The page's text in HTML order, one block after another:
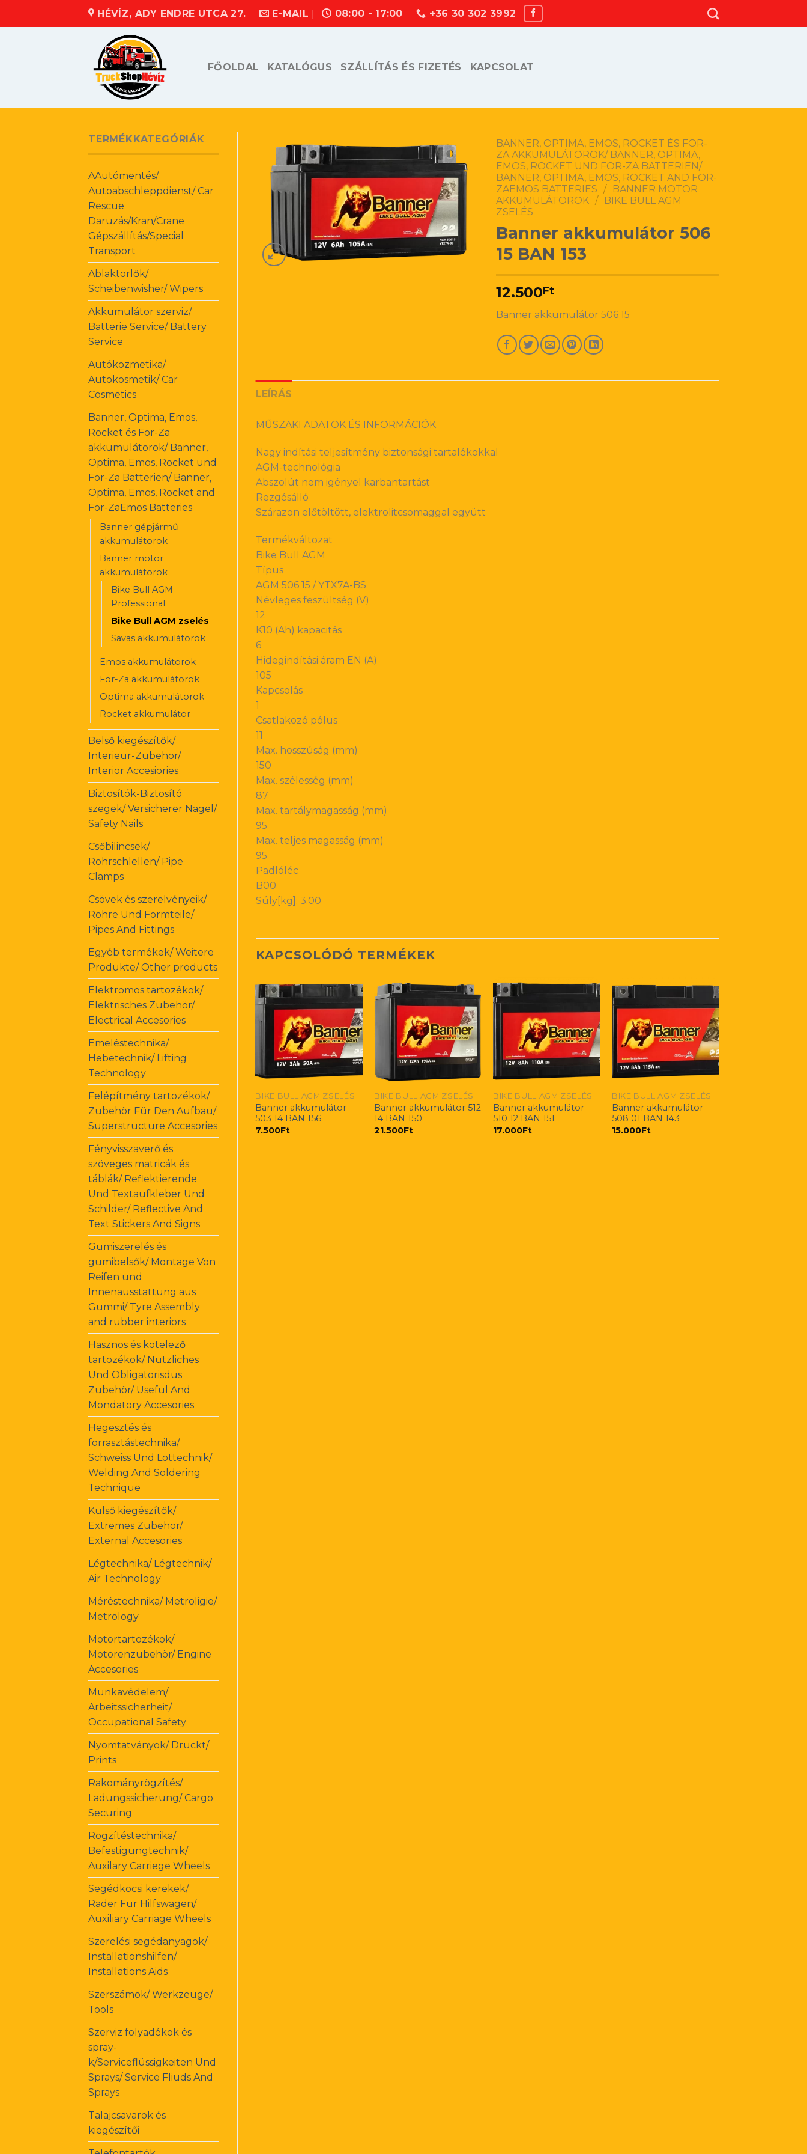
HÉVÍZ, ADY ENDRE UTCA 27. E-MAIL 08:00 - 17:00 +36 30 302 3992
FŐOLDAL KATALÓGUS SZÁLLÍTÁS ÉS FIZETÉS KAPCSOLAT
TERMÉKKATEGÓRIÁK
AAutómentés/
Autoabschleppdienst/ Car
Rescue
Daruzás/Kran/Crane
Gépszállítás/Special
Transport
Ablaktörlők/
Scheibenwisher/ Wipers
Akkumulátor szerviz/
Batterie Service/ Battery
Service
Autókozmetika/
Autokosmetik/ Car
Cosmetics
Banner, Optima, Emos,
Rocket és For-Za
akkumulátorok/ Banner,
Optima, Emos, Rocket und
For-Za Batterien/ Banner,
Optima, Emos, Rocket and
For-ZaEmos Batteries
Banner gépjármű
akkumulátorok
Banner motor
akkumulátorok
Bike Bull AGM
Professional
Bike Bull AGM zselés
Savas akkumulátorok
Emos akkumulátorok
For-Za akkumulátorok
Optima akkumulátorok
Rocket akkumulátor
Belső kiegészítők/
Interieur-Zubehör/
Interior Accesiories
Biztosítók-Biztosító
szegek/ Versicherer Nagel/
Safety Nails
Csőbilincsek/
Rohrschlellen/ Pipe
Clamps
Csövek és szerelvényeik/
Rohre Und Formteile/
Pipes And Fittings
Egyéb termékek/ Weitere
Produkte/ Other products
Elektromos tartozékok/
Elektrisches Zubehör/
Electrical Accesories
Emeléstechnika/
Hebetechnik/ Lifting
Technology
Felépítmény tartozékok/
Zubehör Für Den Aufbau/
Superstructure Accesories
Fényvisszaverő és
szöveges matricák és
táblák/ Reflektierende
Und Textaufkleber Und
Schilder/ Reflective And
Text Stickers And Signs
Gumiszerelés és
gumibelsők/ Montage Von
Reifen und
Innenausstattung aus
Gummi/ Tyre Assembly
and rubber interiors
Hasznos és kötelező
tartozékok/ Nützliches
Und Obligatorisdus
Zubehör/ Useful And
Mondatory Accesories
Hegesztés és
forrasztástechnika/
Schweiss Und Löttechnik/
Welding And Soldering
Technique
Külső kiegészítők/
Extremes Zubehör/
External Accesories
Légtechnika/ Légtechnik/
Air Technology
Méréstechnika/ Metroligie/
Metrology
Motortartozékok/
Motorenzubehör/ Engine
Accesories
Munkavédelem/
Arbeitssicherheit/
Occupational Safety
Nyomtatványok/ Druckt/
Prints
Rakományrögzítés/
Ladungssicherung/ Cargo
Securing
Rögzítéstechnika/
Befestigungtechnik/
Auxilary Carriege Wheels
Segédkocsi kerekek/
Rader Für Hilfswagen/
Auxiliary Carriage Wheels
Szerelési segédanyagok/
Installationshilfen/
Installations Aids
Szerszámok/ Werkzeuge/
Tools
Szerviz folyadékok és
spray-
k/Serviceflüssigkeiten Und
Sprays/ Service Fliuds And
Sprays
Talajcsavarok és
kiegészítői
BANNER, OPTIMA, EMOS, ROCKET ÉS FOR-
ZA AKKUMULÁTOROK/ BANNER, OPTIMA,
EMOS, ROCKET UND FOR-ZA BATTERIEN/
BANNER, OPTIMA, EMOS, ROCKET AND FOR-
ZAEMOS BATTERIES /
BANNER MOTOR
AKKUMULÁTOROK /
BIKE BULL AGM
ZSELÉS
Banner akkumulátor 506
15 BAN 153
12.500Ft
Banner akkumulátor 506 15
LEÍRÁS
MŰSZAKI ADATOK ÉS INFORMÁCIÓK
Nagy indítási teljesítmény biztonsági tartalékokkal
AGM-technológia
Abszolút nem igényel karbantartást
Rezgésálló
Szárazon előtöltött, elektrolitcsomaggal együtt
Termékváltozat
Bike Bull AGM
Típus
AGM 506 15 / YTX7A-BS
Névleges feszültség (V)
12
K10 (Ah) kapacitás
6
Hidegindítási áram EN (A)
105
Kapcsolás
1
Csatlakozó pólus
11
Max. hosszúság (mm)
150
Max. szélesség (mm)
87
Max. tartálymagasság (mm)
95
Max. teljes magasság (mm)
95
Padlóléc
B00
Súly[kg]: 3.00
KAPCSOLÓDÓ TERMÉKEK
BIKE BULL AGM ZSELÉS
Banner akkumulátor
503 14 BAN 156
7.500Ft
BIKE BULL AGM ZSELÉS
Banner akkumulátor 512
14 BAN 150
21.500Ft
BIKE BULL AGM ZSELÉS
Banner akkumulátor
510 12 BAN 151
17.000Ft
BIKE BULL AGM ZSELÉS
Banner akkumulátor
508 01 BAN 143
15.000Ft